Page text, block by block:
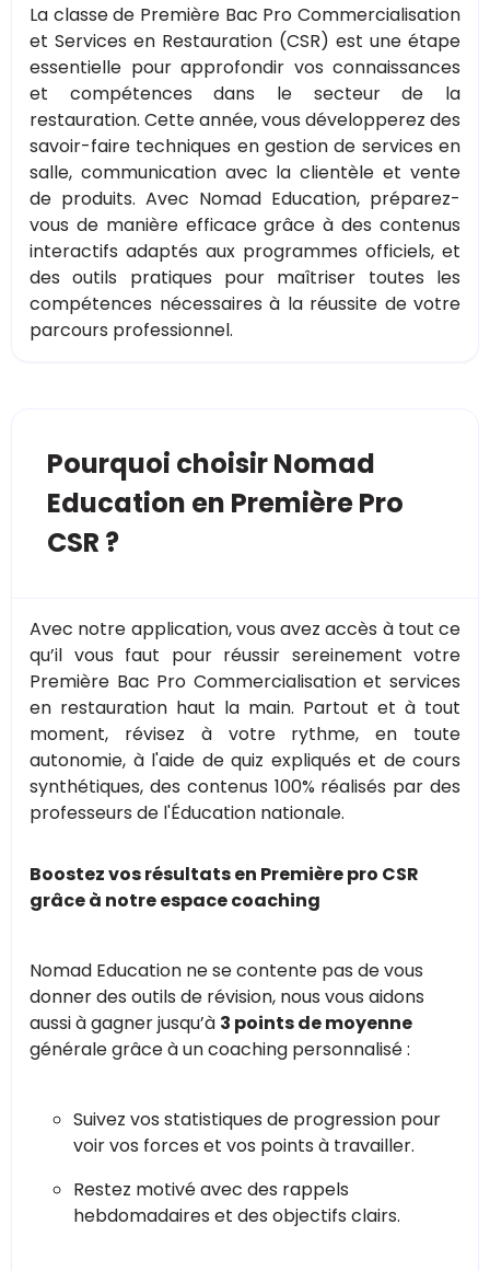
La classe de Première Bac Pro Commercialisation
et Services en Restauration (CSR) est une étape
essentielle pour approfondir vos connaissances
et compétences dans le secteur de la
restauration. Cette année, vous développerez des
savoir-faire techniques en gestion de services en
salle, communication avec la clientèle et vente
de produits. Avec Nomad Education, préparez-
vous de manière efficace grâce à des contenus
interactifs adaptés aux programmes officiels, et
des outils pratiques pour maîtriser toutes les
compétences nécessaires à la réussite de votre
parcours professionnel.
Pourquoi choisir Nomad
Education en Première Pro
CSR ?
Avec notre application, vous avez accès à tout ce
qu’il vous faut pour réussir sereinement votre
Première Bac Pro Commercialisation et services
en restauration haut la main. Partout et à tout
moment, révisez à votre rythme, en toute
autonomie, à l'aide de quiz expliqués et de cours
synthétiques, des contenus 100% réalisés par des
professeurs de l'Éducation nationale.
Boostez vos résultats en Première pro CSR
grâce à notre espace coaching
Nomad Education ne se contente pas de vous
donner des outils de révision, nous vous aidons
aussi à gagner jusqu’à 3 points de moyenne
générale grâce à un coaching personnalisé :
Suivez vos statistiques de progression pour
voir vos forces et vos points à travailler.
Restez motivé avec des rappels
hebdomadaires et des objectifs clairs.